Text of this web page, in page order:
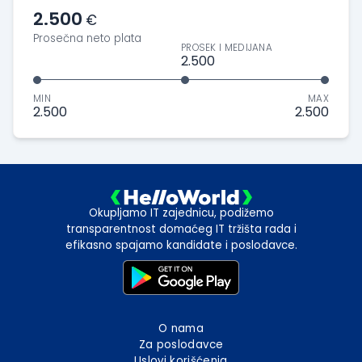
2.500 €
Prosečna neto plata
MIN
2.500
PROSEK I MEDIJANA
2.500
MAX
2.500
Okupljamo IT zajednicu, podižemo
transparentnost domaćeg IT tržišta rada i
efikasno spajamo kandidate i poslodavce.
O nama
Za poslodavce